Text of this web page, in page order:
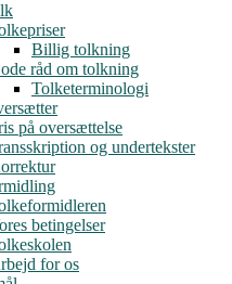
Billig tolkning
råd om tolkning
Tolketerminologi
på oversættelse
og undertekster
betingelser
for os